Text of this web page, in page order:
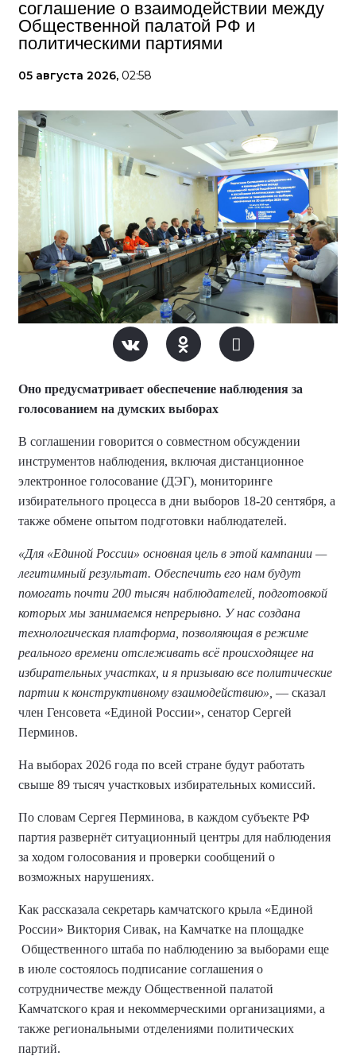
соглашение о взаимодействии между
Общественной палатой РФ и
политическими партиями
05 августа 2026, 02:58
Оно предусматривает обеспечение наблюдения за
голосованием на думских выборах
В соглашении говорится о совместном обсуждении
инструментов наблюдения, включая дистанционное
электронное голосование (ДЭГ), мониторинге
избирательного процесса в дни выборов 18-20 сентября, а
также обмене опытом подготовки наблюдателей.
«Для «Единой России» основная цель в этой кампании —
легитимный результат. Обеспечить его нам будут
помогать почти 200 тысяч наблюдателей, подготовкой
которых мы занимаемся непрерывно. У нас создана
технологическая платформа, позволяющая в режиме
реального времени отслеживать всё происходящее на
избирательных участках, и я призываю все политические
партии к конструктивному взаимодействию», — сказал
член Генсовета «Единой России», сенатор Сергей
Перминов.
На выборах 2026 года по всей стране будут работать
свыше 89 тысяч участковых избирательных комиссий.
По словам Сергея Перминова, в каждом субъекте РФ
партия развернёт ситуационный центры для наблюдения
за ходом голосования и проверки сообщений о
возможных нарушениях.
Как рассказала секретарь камчатского крыла «Единой
России» Виктория Сивак, на Камчатке на площадке
Общественного штаба по наблюдению за выборами еще
в июле состоялось подписание соглашения о
сотрудничестве между Общественной палатой
Камчатского края и некоммерческими организациями, а
также региональными отделениями политических
партий.